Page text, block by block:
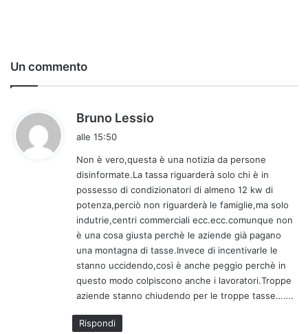
Un commento
Bruno Lessio
e
t
t
o
:
alle 15:50
Non è vero,questa è una notizia da persone
disinformate.La tassa riguarderà solo chi è in
possesso di condizionatori di almeno 12 kw di
potenza,perciò non riguarderà le famiglie,ma solo
indutrie,centri commerciali ecc.ecc.comunque non
è una cosa giusta perchè le aziende già pagano
una montagna di tasse.Invece di incentivarle le
stanno uccidendo,così è anche peggio perchè in
questo modo colpiscono anche i lavoratori.Troppe
aziende stanno chiudendo per le troppe tasse…….
Rispondi